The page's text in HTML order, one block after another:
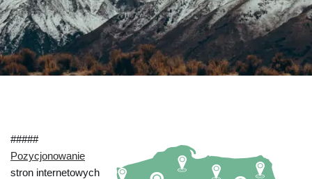
#####
Pozycjonowanie
stron internetowych